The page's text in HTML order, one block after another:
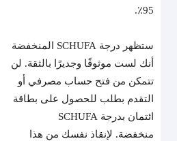
95٪.
ستظهر درجة SCHUFA المنخفضة
أنك لست موثوقًا وجديرًا بالثقة. لن
تتمكن من فتح حساب مصرفي أو
التقدم بطلب للحصول على بطاقة
ائتمان بدرجة SCHUFA
منخفضة. لإنقاذ نفسك من هذا